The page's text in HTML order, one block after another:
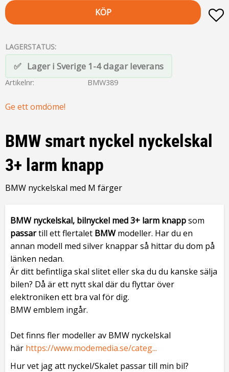
KÖP
LAGERSTATUS
Lager i Sverige 1-4 dagar leverans
Artikelnr BMW389
Ge ett omdöme!
BMW smart nyckel nyckelskal
3+ larm knapp
BMW nyckelskal med M färger
BMW nyckelskal, bilnyckel med 3+ larm knappsom
passartill ett flertalet BMWmodeller. Har du en
annan modell med silver knappar så hittar du dom på
länken nedan.
Är ditt befintliga skal slitet eller ska du du kanske sälja
bilen? Då är ett nytt skal där du flyttar över
elektroniken ett bra val för dig.
BMW emblem ingår.
Det finns fler modeller av BMW nyckelskal
här https://www.modemedia.se/categ...
Hur vet jag att nyckel/Skalet passar till min bil?